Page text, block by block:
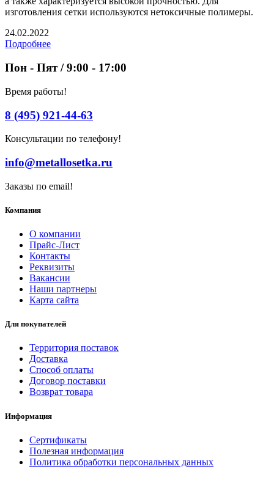
изготовления сетки используются нетоксичные полимеры.
24.02.2022
Подробнее
Пон - Пят / 9:00 - 17:00
Время работы!
8 (495) 921-44-63
Консультации по телефону!
info@metallosetka.ru
Заказы по email!
Компания
О компании
Прайс-Лист
Контакты
Реквизиты
Вакансии
Наши партнеры
Карта сайта
Для покупателей
Территория поставок
Доставка
Способ оплаты
Договор поставки
Возврат товара
Информация
Сертификаты
Полезная информация
Политика обработки персональных данных